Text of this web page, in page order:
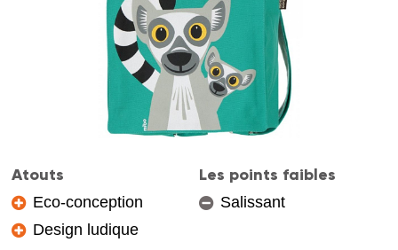
Atouts
Eco-conception
Design ludique
Les points faibles
Salissant